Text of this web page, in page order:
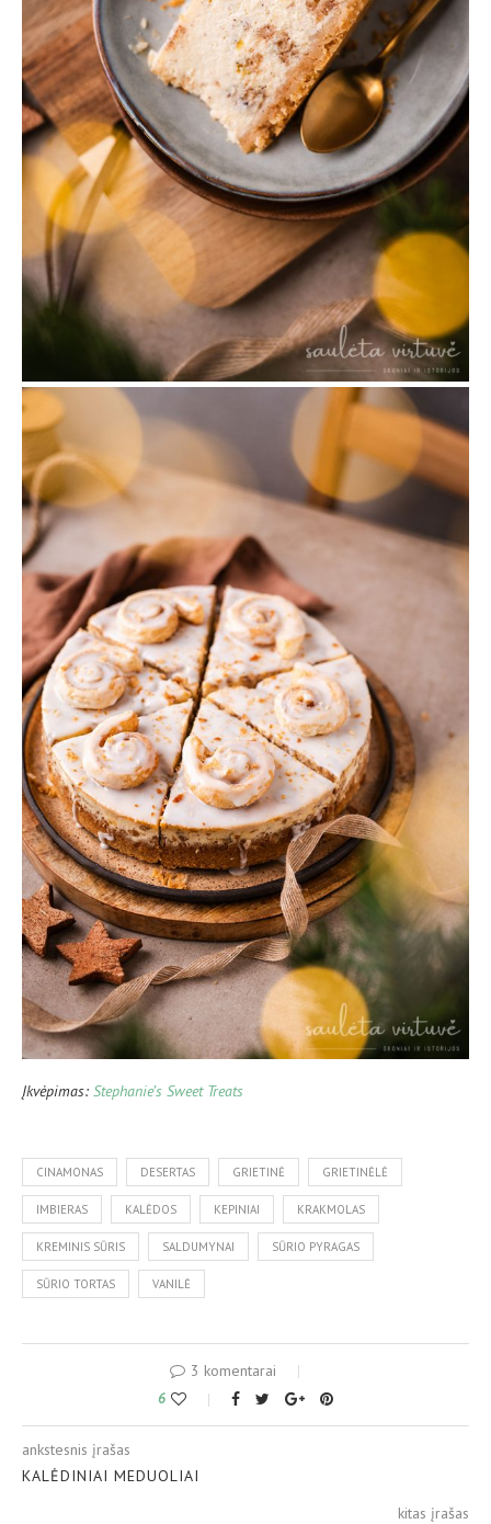
Įkvėpimas: Stephanie’s Sweet Treats
CINAMONAS DESERTAS GRIETINĖ GRIETINĖLĖ
IMBIERAS KALĖDOS KEPINIAI KRAKMOLAS
KREMINIS SŪRIS SALDUMYNAI SŪRIO PYRAGAS
SŪRIO TORTAS VANILĖ
3 komentarai
6
ankstesnis įrašas
KALĖDINIAI MEDUOLIAI
kitas įrašas